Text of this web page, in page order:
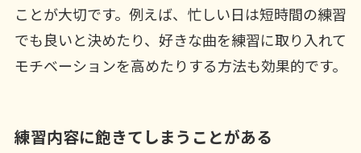
ことが大切です。例えば、忙しい日は短時間の練習
でも良いと決めたり、好きな曲を練習に取り入れて
モチベーションを高めたりする方法も効果的です。
練習内容に飽きてしまうことがある